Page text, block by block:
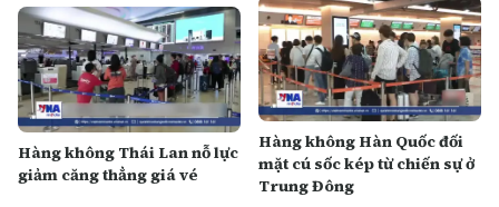
Hàng không Thái Lan nỗ lực
giảm căng thẳng giá vé
Hàng không Hàn Quốc đối
mặt cú sốc kép từ chiến sự ở
Trung Đông